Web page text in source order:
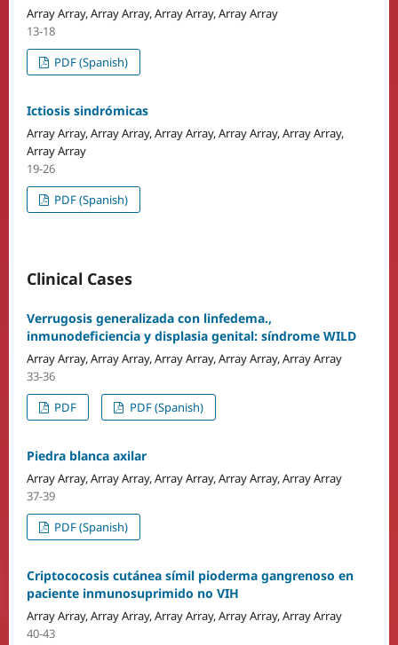
Array Array, Array Array, Array Array, Array Array
13-18
PDF (Spanish)
Ictiosis sindrómicas
Array Array, Array Array, Array Array, Array Array, Array Array,
Array Array
19-26
PDF (Spanish)
Clinical Cases
Verrugosis generalizada con linfedema.,
inmunodeficiencia y displasia genital: síndrome WILD
Array Array, Array Array, Array Array, Array Array, Array Array
33-36
PDF
PDF (Spanish)
Piedra blanca axilar
Array Array, Array Array, Array Array, Array Array, Array Array
37-39
PDF (Spanish)
Criptococosis cutánea símil pioderma gangrenoso en
paciente inmunosuprimido no VIH
Array Array, Array Array, Array Array, Array Array, Array Array
40-43